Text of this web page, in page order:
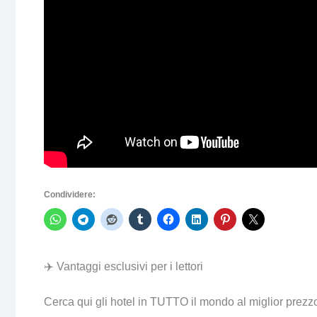
Condividere:
✈️ Vantaggi esclusivi per i lettori
Cerca qui gli hotel in TUTTO il mondo al miglior